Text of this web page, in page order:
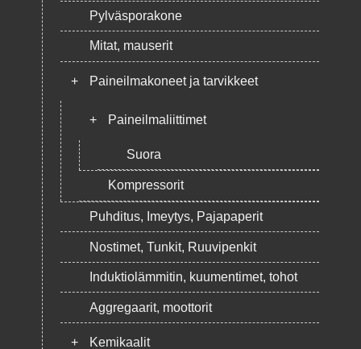
Pylväsporakone
Mitat, mauserit
+ Paineilmakoneet ja tarvikkeet
+ Paineilmaliittimet
Suora
Kompressorit
Puhditus, Imeytys, Pajapaperit
Nostimet, Tunkit, Ruuvipenkit
Induktiolämmitin, kuumentimet, tohot
Aggregaarit, moottorit
+ Kemikaalit